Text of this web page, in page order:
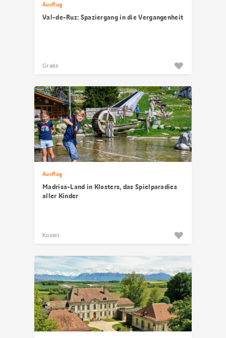
Ausflug
Val-de-Ruz: Spaziergang in die Vergangenheit
Gratis
Ausflug
Madrisa-Land in Klosters, das Spielparadies
aller Kinder
Kostet